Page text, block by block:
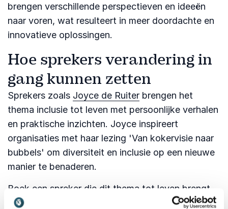
brengen verschillende perspectieven en ideeën
naar voren, wat resulteert in meer doordachte en
innovatieve oplossingen.
Hoe sprekers verandering in
gang kunnen zetten
Sprekers zoals Joyce de Ruiter brengen het
thema inclusie tot leven met persoonlijke verhalen
en praktische inzichten. Joyce inspireert
organisaties met haar lezing 'Van kokervisie naar
bubbels' om diversiteit en inclusie op een nieuwe
manier te benaderen.
Boek een spreker die dit thema tot leven brengt.
Vraag vrijblijvend informatie aan, we denken